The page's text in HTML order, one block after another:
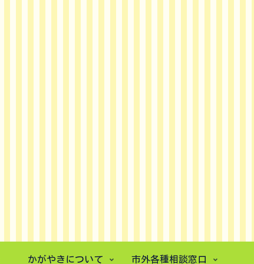
かがやきについて 市外各種相談窓口